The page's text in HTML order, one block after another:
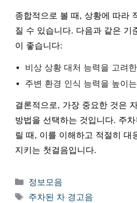
종합적으로 볼 때, 상황에 따라
질 수 있습니다. 다음과 같은 기
이 좋습니다:
비상 상황 대처 능력을 고려
주변 환경 인식 능력을 높이
결론적으로, 가장 중요한 것은
방법을 선택하는 것입니다. 주
릴 때, 이를 이해하고 적절히 대
지키는 첫걸음입니다.
카
테
정보모음
태
주차된 차 경고음